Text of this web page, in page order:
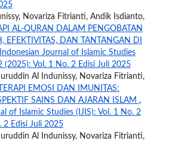
Novariza Fitrianti, Andik Isdianto,
AL-QURAN DALAM PENGOBATAN
EFEKTIVITAS, DAN TANTANGAN DI
Indonesian Journal of Islamic Studies
(2025): Vol. 1 No. 2 Edisi Juli 2025
Al Indunissy, Novariza Fitrianti,
EMOSI DAN IMUNITAS:
SAINS DAN AJARAN ISLAM ,
of Islamic Studies (IJIS): Vol. 1 No. 2
2 Edisi Juli 2025
Al Indunissy, Novariza Fitrianti,